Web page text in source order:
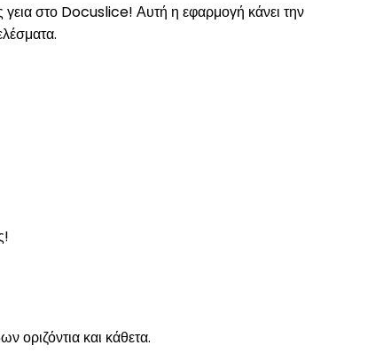
γεια στο Docuslice! Αυτή η εφαρμογή κάνει την
οριζόντια και κάθετα.